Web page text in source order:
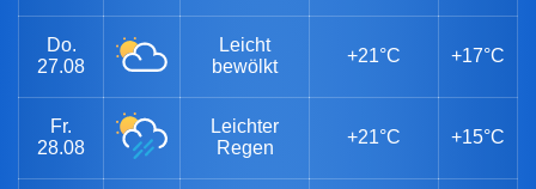
Do.
27.08
Leicht
bewölkt
+21°C +17°C
Fr.
28.08
Leichter
Regen
+21°C +15°C